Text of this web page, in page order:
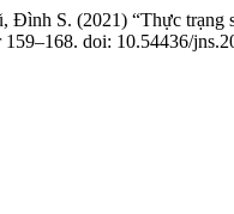
S. (2021) “Thực trạng
159–168. doi: 10.54436/